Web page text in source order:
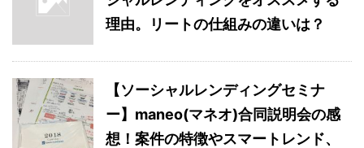
理由。リートの仕組みの違いは？
【ソーシャルレンディングセミナ
ー】maneo(マネオ)合同説明会の感
想！案件の特徴やスマートレンド、